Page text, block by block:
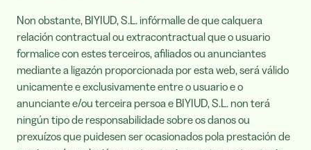
Non obstante, BIYIUD, S.L. infórmalle de que calquera
relación contractual ou extracontractual que o usuario
formalice con estes terceiros, afiliados ou anunciantes
mediante a ligazón proporcionada por esta web, será válido
unicamente e exclusivamente entre o usuario e o
anunciante e/ou terceira persoa e BIYIUD, S.L. non terá
ningún tipo de responsabilidade sobre os danos ou
prexuízos que puidesen ser ocasionados pola prestación de